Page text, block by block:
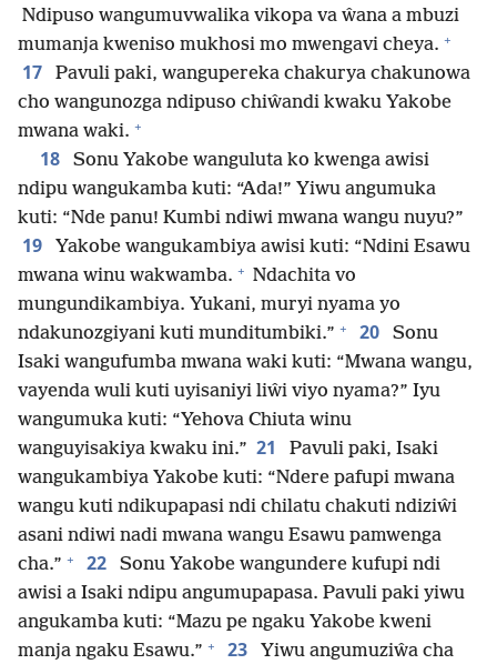
Ndipuso wangumuvwalika vikopa va ŵana a mbuzi
mumanja kweniso mukhosi mo mwengavi cheya. +
17
Pavuli paki, wangupereka chakurya chakunowa
cho wangunozga ndipuso chiŵandi kwaku Yakobe
mwana waki. +
18
Sonu Yakobe wanguluta ko kwenga awisi
ndipu wangukamba kuti: “Ada!” Yiwu angumuka
kuti: “Nde panu! Kumbi ndiwi mwana wangu nuyu?”
19
Yakobe wangukambiya awisi kuti: “Ndini Esawu
mwana winu wakwamba. + Ndachita vo
mungundikambiya. Yukani, muryi nyama yo
ndakunozgiyani kuti munditumbiki.” + 20
Sonu
Isaki wangufumba mwana waki kuti: “Mwana wangu,
vayenda wuli kuti uyisaniyi liŵi viyo nyama?” Iyu
wangumuka kuti: “Yehova Chiuta winu
wanguyisakiya kwaku ini.” 21
Pavuli paki, Isaki
wangukambiya Yakobe kuti: “Ndere pafupi mwana
wangu kuti ndikupapasi ndi chilatu chakuti ndiziŵi
asani ndiwi nadi mwana wangu Esawu pamwenga
cha.” + 22
Sonu Yakobe wangundere kufupi ndi
awisi a Isaki ndipu angumupapasa. Pavuli paki yiwu
angukamba kuti: “Mazu pe ngaku Yakobe kweni
manja ngaku Esawu.” + 23
Yiwu angumuziŵa cha